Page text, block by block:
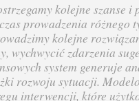
kolejne szanse
prowadzenia różnego
kolejne
wychwycić zdarzenia
system generuje
rozwoju sytuacji.
interwencji, które